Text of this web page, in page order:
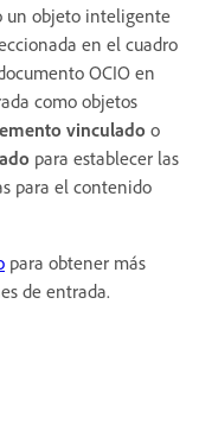
un objeto inteligente
en el cuadro
OCIO en
como objetos
vinculado o
para establecer las
para el contenido
para obtener más
de entrada.